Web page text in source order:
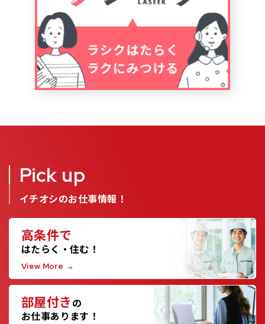
Pick up
イチオシのお仕事情報！
高条件で
はたらく・住む！
View More
部屋付き の
お仕事あります！